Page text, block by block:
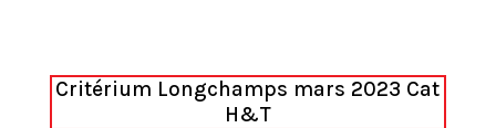
Critérium Longchamps mars 2023 Cat
H&T